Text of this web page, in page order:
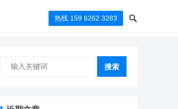
热线 159 6262 3283
搜索